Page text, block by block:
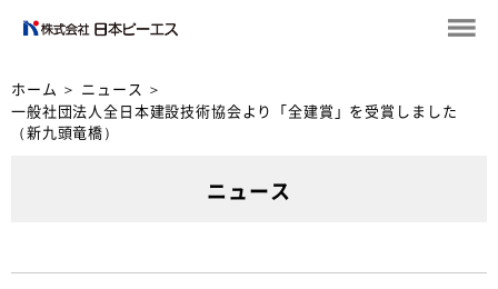
ホーム ＞ ニュース ＞
一般社団法人全日本建設技術協会より「全建賞」を受賞しました
（新九頭竜橋）
ニュース